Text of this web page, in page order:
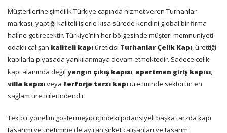
Müşterilerine şimdilik Türkiye çapında hizmet veren Turhanlar
markası, yaptığı kaliteli işlerle kısa sürede kendini global bir firma
haline getirecektir. Türkiye’nin her bölgesinde müşteri memnuniyeti
odaklı çalışan kaliteli kapıüreticisi Turhanlar Çelik Kapı, ürettiği
kapılarla piyasada yankılanmaya devam etmektedir. Sadece çelik
kapı alanında değil yangın çıkış kapısı, apartman giriş kapısı,
villa kapısıveya ferforje tarzı kapıüretiminde sektörün en
sağlam üreticilerindendir.
Tek bir yönelim göstermeyip içindeki potansiyeli başka tarzda kapı
tasarımı ve üretimine de ayıran şirket çalışanları ve tasarım